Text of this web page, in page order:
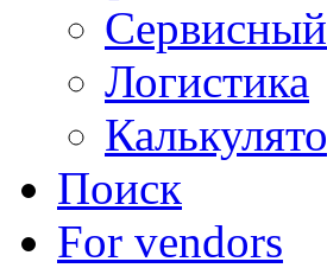
Логистика
Поиск
For vendors